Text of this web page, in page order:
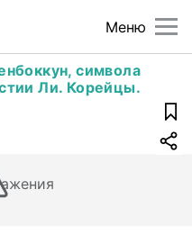
Меню
символа
Ли. Корейцы.